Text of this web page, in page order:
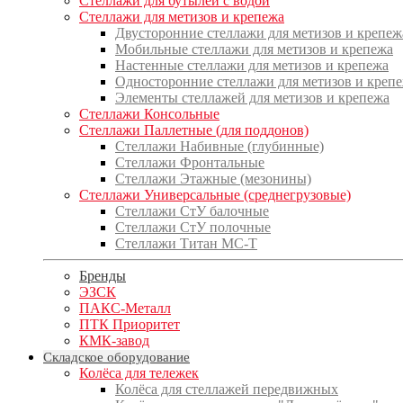
Стеллажи для метизов и крепежа
Двусторонние стеллажи для метизов и
Мобильные стеллажи для метизов и крепежа
Настенные стеллажи для метизов и крепежа
Односторонние стеллажи для метизов и
Элементы стеллажей для метизов и крепежа
Стеллажи Консольные
Стеллажи Паллетные (для поддонов)
Стеллажи Набивные (глубинные)
Стеллажи Фронтальные
Стеллажи Этажные (мезонины)
Стеллажи Универсальные (среднегрузовые)
Стеллажи СтУ балочные
Стеллажи СтУ полочные
Стеллажи Титан МС-Т
Бренды
ЭЗСК
ПАКС-Металл
ПТК Приоритет
КМК-завод
Складское оборудование
Колёса для тележек
Колёса для стеллажей передвижных